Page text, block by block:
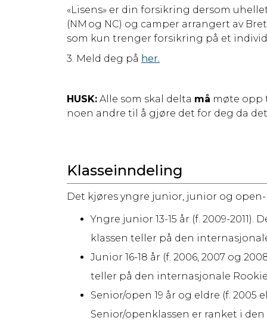
«Lisens» er din forsikring dersom
(NM og NC) og camper arrangert av
som kun trenger forsikring på et
3. Meld deg på her.
HUSK: Alle som skal delta må møte opp
noen andre til å gjøre det for deg da
Klasseinndeling
Det kjøres yngre junior, junior og
Yngre junior 13-15 år (f. 2009-2011).
klassen teller på den
Junior 16-18 år (f. 2006, 2007 og
teller på den internasjonale
Senior/open 19 år og eldre (f. 2005
Senior/openklassen er ranket i